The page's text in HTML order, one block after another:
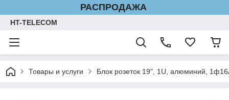
РАСПРОДАЖА
HT-TELECOM
Товары и услуги Блок розеток 19", 1U, алюминий,